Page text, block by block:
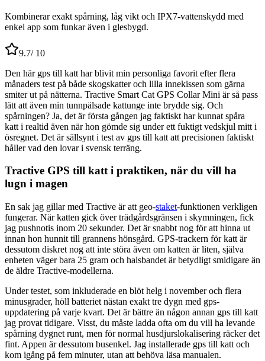
Kombinerar exakt spårning, låg vikt och IPX7-vattenskydd med
enkel app som funkar även i glesbygd.
9.7/ 10
Den här gps till katt har blivit min personliga favorit efter flera
månaders test på både skogskatter och lilla innekissen som gärna
smiter ut på nätterna. Tractive Smart Cat GPS Collar Mini är så pass
lätt att även min tunnpälsade kattunge inte brydde sig. Och
spårningen? Ja, det är första gången jag faktiskt har kunnat spåra
katt i realtid även när hon gömde sig under ett fuktigt vedskjul mitt i
ösregnet. Det är sällsynt i test av gps till katt att precisionen faktiskt
håller vad den lovar i svensk terräng.
Tractive GPS till katt i praktiken, när du vill ha
lugn i magen
En sak jag gillar med Tractive är att geo-staket-funktionen verkligen
fungerar. När katten gick över trädgårdsgränsen i skymningen, fick
jag pushnotis inom 20 sekunder. Det är snabbt nog för att hinna ut
innan hon hunnit till grannens hönsgård. GPS-trackern för katt är
dessutom diskret nog att inte störa även om katten är liten, själva
enheten väger bara 25 gram och halsbandet är betydligt smidigare än
de äldre Tractive-modellerna.
Under testet, som inkluderade en blöt helg i november och flera
minusgrader, höll batteriet nästan exakt tre dygn med gps-
uppdatering på varje kvart. Det är bättre än någon annan gps till katt
jag provat tidigare. Visst, du måste ladda ofta om du vill ha levande
spårning dygnet runt, men för normal husdjurslokalisering räcker det
fint. Appen är dessutom busenkel. Jag installerade gps till katt och
kom igång på fem minuter, utan att behöva läsa manualen.